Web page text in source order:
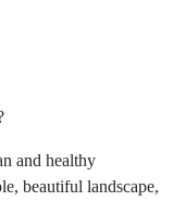
and healthy
beautiful landscape,